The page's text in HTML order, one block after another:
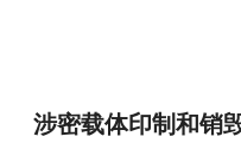
涉密载体印制和销